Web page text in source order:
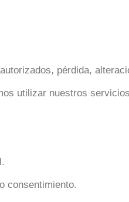
pérdida,
utilizar nuestros
consentimiento.